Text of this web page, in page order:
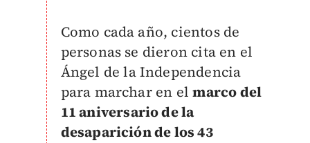
Como cada año, cientos de
personas se dieron cita en el
Ángel de la Independencia
para marchar en elmarco del
11 aniversario de la
desaparición de los 43